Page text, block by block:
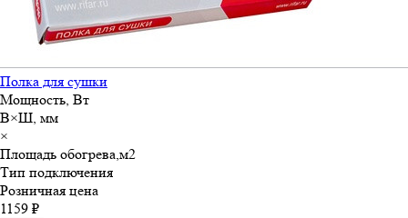
Полка для сушки
Мощность, Вт
В×Ш, мм
×
Площадь обогрева,м2
Тип подключения
Розничная цена
1159 ₽